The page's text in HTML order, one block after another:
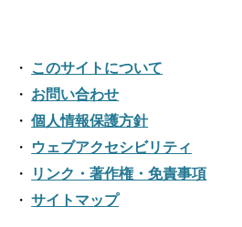
2024年01月
2023年02月
2023年01月
2022年03月
2022年02月
2021年04月
2021年03月
2021年02月
2021年01月
2020年05月
2020年04月
2020年03月
2019年07月
2019年06月
2019年05月
2018年08月
2018年07月
2018年06月
2018年05月
2017年08月
2017年07月
2017年06月
2016年10月
2016年09月
2016年08月
このサイトについて
お問い合わせ
個人情報保護方針
ウェブアクセシビリティ
リンク・著作権・免責事項
サイトマップ